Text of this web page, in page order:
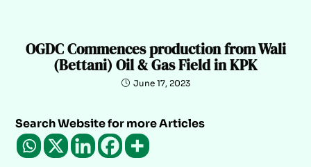
OGDC Commences production from Wali
(Bettani) Oil & Gas Field in KPK
June 17, 2023
Search Website for more Articles